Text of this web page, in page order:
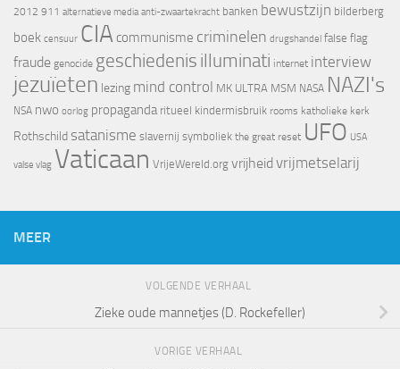
2012 911 alternatieve media anti-zwaartekracht banken bewustzijn bilderberg
boek censuur CIA communisme criminelen drugshandel false flag
fraude genocide geschiedenis illuminati internet interview
jezuïeten lezing mind control MK ULTRA MSM NASA NAZI's
NSA nwo oorlog propaganda ritueel kindermisbruik rooms katholieke kerk
Rothschild satanisme slavernij symboliek the great reset UFO USA
valse vlag Vaticaan VrijeWereld.org vrijheid vrijmetselarij
MEER
VOLGENDE VERHAAL
Zieke oude mannetjes (D. Rockefeller)
VORIGE VERHAAL